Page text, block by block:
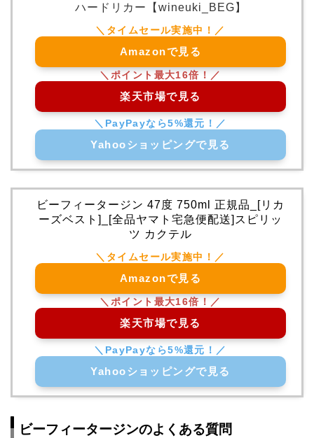
ハードリカー【wineuki_BEG】
Amazonで見る
楽天市場で見る
Yahooショッピングで見る
ビーフィータージン 47度 750ml 正規品_[リカ
ーズベスト]_[全品ヤマト宅急便配送]スピリッ
ツ カクテル
Amazonで見る
楽天市場で見る
Yahooショッピングで見る
ビーフィータージンのよくある質問